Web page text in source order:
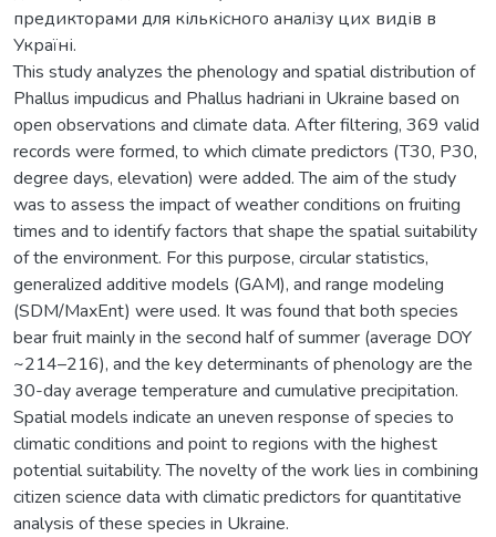
предикторами для кількісного аналізу цих видів в
Україні.
This study analyzes the phenology and spatial distribution of
Phallus impudicus and Phallus hadriani in Ukraine based on
open observations and climate data. After filtering, 369 valid
records were formed, to which climate predictors (T30, P30,
degree days, elevation) were added. The aim of the study
was to assess the impact of weather conditions on fruiting
times and to identify factors that shape the spatial suitability
of the environment. For this purpose, circular statistics,
generalized additive models (GAM), and range modeling
(SDM/MaxEnt) were used. It was found that both species
bear fruit mainly in the second half of summer (average DOY
~214–216), and the key determinants of phenology are the
30-day average temperature and cumulative precipitation.
Spatial models indicate an uneven response of species to
climatic conditions and point to regions with the highest
potential suitability. The novelty of the work lies in combining
citizen science data with climatic predictors for quantitative
analysis of these species in Ukraine.